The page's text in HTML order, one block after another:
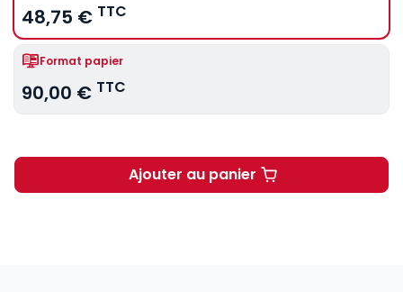
48,75 € TTC
Format papier
90,00 € TTC
Ajouter au panierLe préjudice en droit pénal.